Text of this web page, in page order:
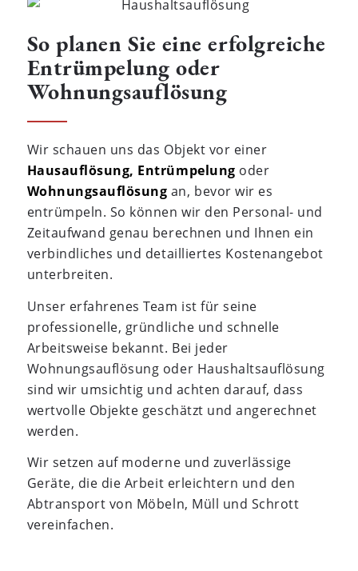
So planen Sie eine erfolgreiche
Entrümpelung oder
Wohnungsauflösung
Wir schauen uns das Objekt vor einer
Hausauflösung, Entrümpelung oder
Wohnungsauflösung an, bevor wir es
entrümpeln. So können wir den Personal- und
Zeitaufwand genau berechnen und Ihnen ein
verbindliches und detailliertes Kostenangebot
unterbreiten.
Unser erfahrenes Team ist für seine
professionelle, gründliche und schnelle
Arbeitsweise bekannt. Bei jeder
Wohnungsauflösung oder Haushaltsauflösung
sind wir umsichtig und achten darauf, dass
wertvolle Objekte geschätzt und angerechnet
werden.
Wir setzen auf moderne und zuverlässige
Geräte, die die Arbeit erleichtern und den
Abtransport von Möbeln, Müll und Schrott
vereinfachen.